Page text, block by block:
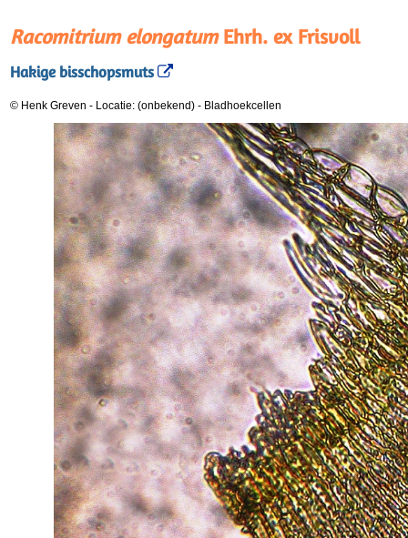
Racomitrium elongatumEhrh. ex Frisvoll
Hakige bisschopsmuts
© Henk Greven - Locatie: (onbekend) - Bladhoekcellen